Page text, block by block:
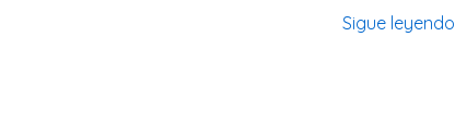
de Chocolate Navideña será una delicia! Sigue leyendo